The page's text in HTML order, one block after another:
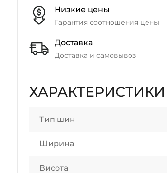
Низкие цены
Гарантия соотношения цены
Доставка
Доставка и самовывоз
ХАРАКТЕРИСТИКИ
Тип шин
Ширина
Висота